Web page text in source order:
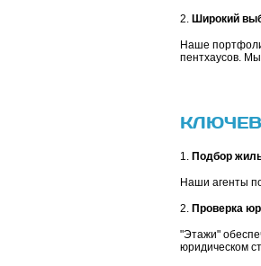
2. Широкий
Наше
пентхаусов.
1. Подбор
Наши агенты
2. Проверка
"Этажи"
юридическом